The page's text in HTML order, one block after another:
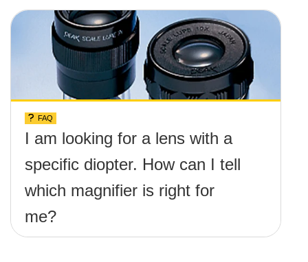
FAQ
I am looking for a lens with a
specific diopter. How can I tell
which magnifier is right for
me?